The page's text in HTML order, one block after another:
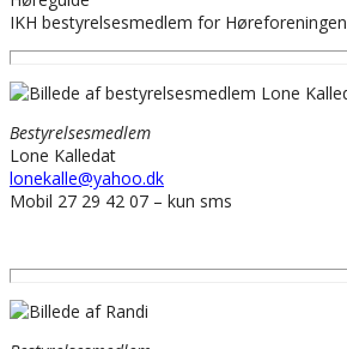
IKH bestyrelsesmedlem for Høreforeningen
Bestyrelsesmedlem
Lone Kalledat
lonekalle@yahoo.dk
Mobil 27 29 42 07 – kun sms